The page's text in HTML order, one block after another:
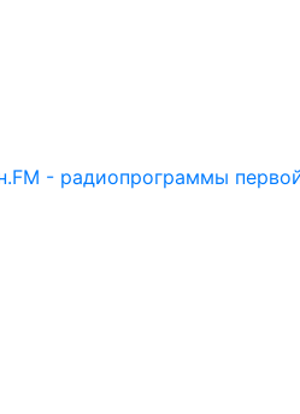
- радиопрограммы